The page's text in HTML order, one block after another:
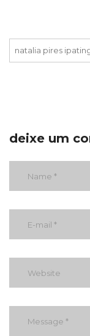
natalia pires
deixe um